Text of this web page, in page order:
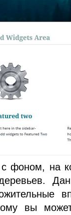
фоном, на
вы